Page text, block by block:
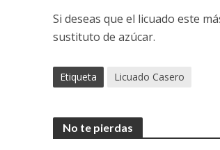
Si deseas que el licuado este
sustituto de azúcar.
Etiqueta Licuado Casero
No te pierdas